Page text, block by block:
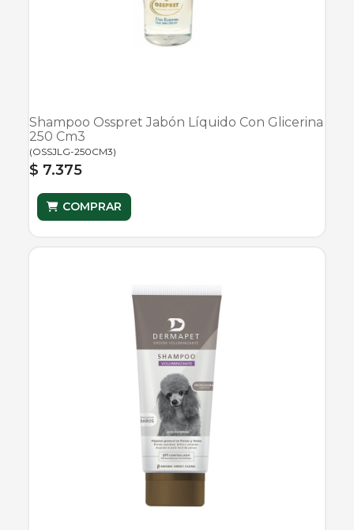
Shampoo Osspret Jabón Líquido Con Glicerina
250 Cm3
(OSSJLG-250CM3)
$ 7.375
COMPRAR